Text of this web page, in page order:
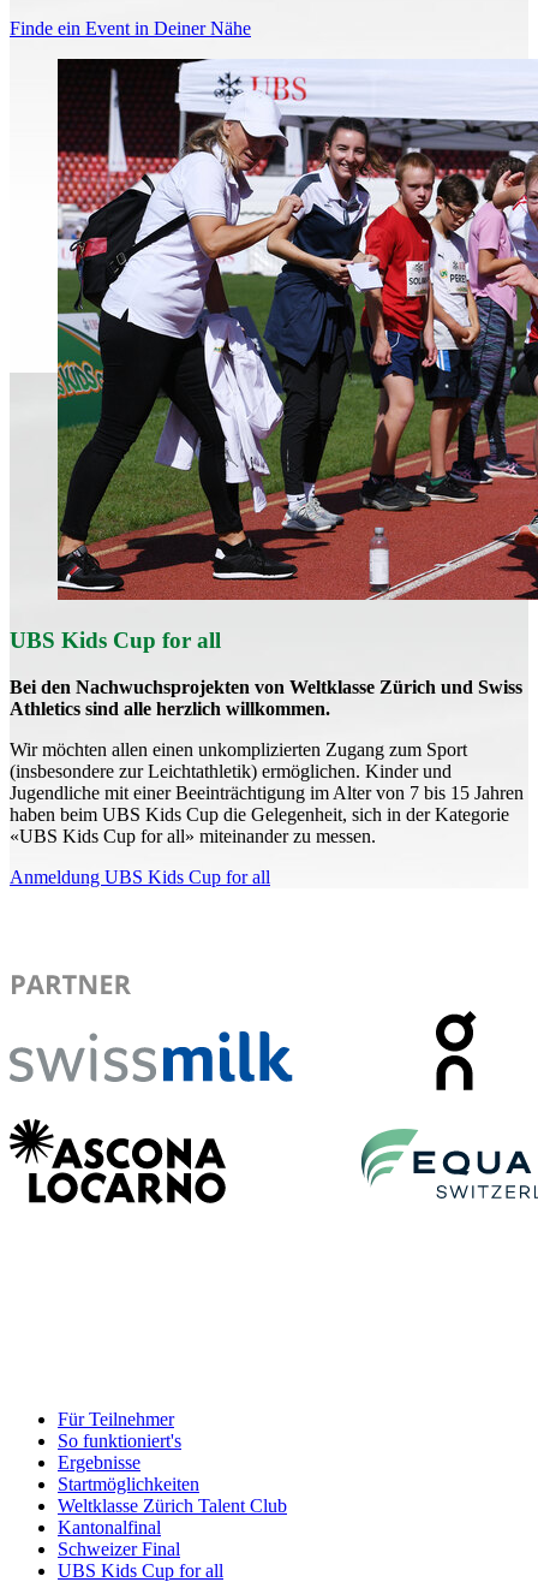
Finde ein Event in Deiner Nähe
UBS Kids Cup for all
Bei den Nachwuchsprojekten von Weltklasse Zürich und Swiss
Athletics sind alle herzlich willkommen.
Wir möchten allen einen unkomplizierten Zugang zum Sport
(insbesondere zur Leichtathletik) ermöglichen. Kinder und
Jugendliche mit einer Beeinträchtigung im Alter von 7 bis 15 Jahren
haben beim UBS Kids Cup die Gelegenheit, sich in der Kategorie
«UBS Kids Cup for all» miteinander zu messen.
Anmeldung UBS Kids Cup for all
Für Teilnehmer
So funktioniert's
Ergebnisse
Startmöglichkeiten
Weltklasse Zürich Talent Club
Kantonalfinal
Schweizer Final
UBS Kids Cup for all